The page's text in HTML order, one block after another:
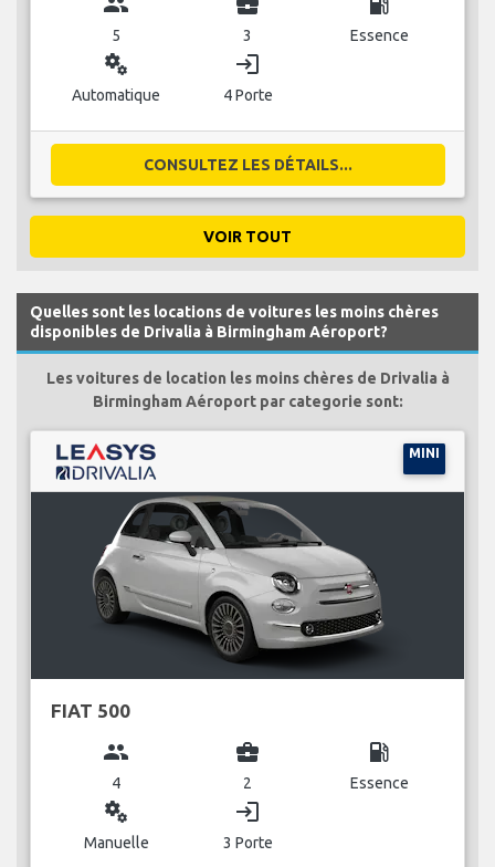
5 3 Essence
miscellaneous_services
Automatique
login
4 Porte
CONSULTEZ LES DÉTAILS...
VOIR TOUT
Quelles sont les locations de voitures les moins chères
disponibles de Drivalia à Birmingham Aéroport?
Les voitures de location les moins chères de Drivalia à
Birmingham Aéroport par categorie sont:
MINI
FIAT 500
group
4
business_center
2
local_gas_station
Essence
miscellaneous_services
Manuelle
login
3 Porte